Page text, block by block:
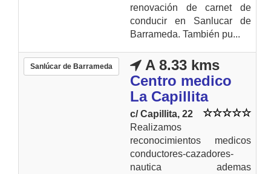
renovación de carnet de
conducir en Sanlucar de
Barrameda. También pu...
Sanlúcar de Barrameda
A 8.33 kms
Centro medico
La Capillita
c/ Capillita, 22
Realizamos
reconocimientos medicos
conductores-cazadores-
nautica ademas